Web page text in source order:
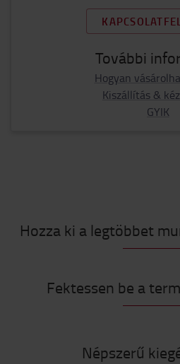
További
Hogyan
Kiszállítás &
GYIK
Hozza ki a legtöbbet
Fektessen be a
Népszerű